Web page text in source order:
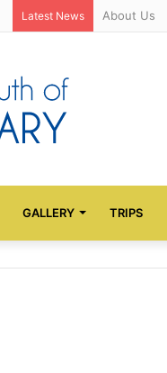
Latest News About Us
GALLERY TRIPS